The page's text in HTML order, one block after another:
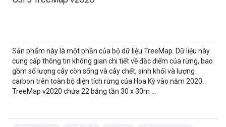
Sản phẩm này là một phần của bộ dữ liệu TreeMap. Dữ liệu này
cung cấp thông tin không gian chi tiết về đặc điểm của rừng, bao
gồm số lượng cây còn sống và cây chết, sinh khối và lượng
carbon trên toàn bộ diện tích rừng của Hoa Kỳ vào năm 2020.
TreeMap v2020 chứa 22 băng tần 30 x 30m …